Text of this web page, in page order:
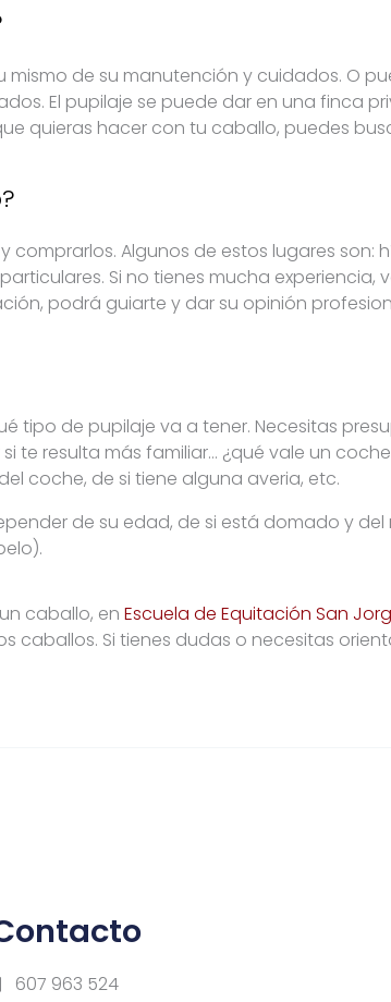
de su manutención y cuidados. O
El pupilaje se puede dar en una finca
quieras hacer con tu caballo, puedes
comprarlos. Algunos de estos lugares
Si no tienes mucha
podrá guiarte y dar su opinión
tipo de pupilaje va a tener. Necesitas
te resulta más familiar… ¿qué vale un
coche, de si tiene alguna averia, etc.
de su edad, de si está domado y
caballo, en Escuela de Equitación San
Si tienes dudas o necesitas
607 963 524